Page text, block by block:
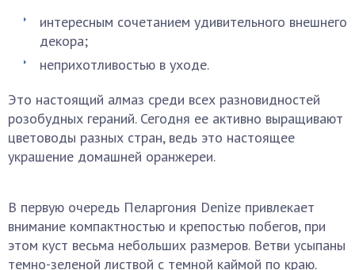
интересным сочетанием удивительного внешнего
декора;
неприхотливостью в уходе.
Это настоящий алмаз среди всех разновидностей
розобудных гераний. Сегодня ее активно выращивают
цветоводы разных стран, ведь это настоящее
украшение домашней оранжереи.
В первую очередь Пеларгония Denize привлекает
внимание компактностью и крепостью побегов, при
этом куст весьма небольших размеров. Ветви усыпаны
темно-зеленой листвой с темной каймой по краю.